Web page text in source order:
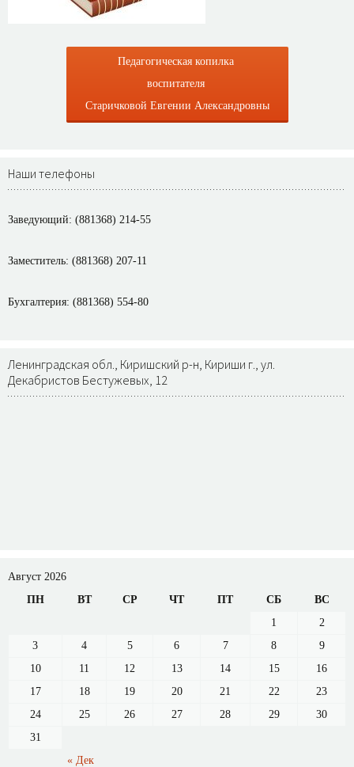
Педагогическая копилка
воспитателя
Старичковой Евгении Александровны
Наши телефоны
Заведующий: (881368) 214-55
Заместитель: (881368) 207-11
Бухгалтерия: (881368) 554-80
Ленинградская обл., Киришский р-н, Кириши г., ул.
Декабристов Бестужевых, 12
Август 2026
ПН
ВТ СР ЧТ ПТ СБ ВС
« Дек
1
2
3
4 5 6 7 8
9
10
11 12 13 14 15
16
17
18 19 20 21 22
23
24
25 26 27 28 29
30
31